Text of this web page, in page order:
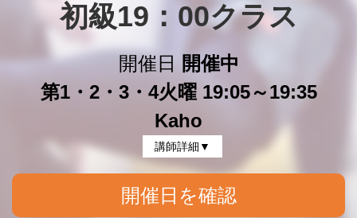
初級19：00クラス
開催日
開催中
第1・2・3・4火曜 19:05～19:35
Kaho
講師詳細▼
開催日を確認